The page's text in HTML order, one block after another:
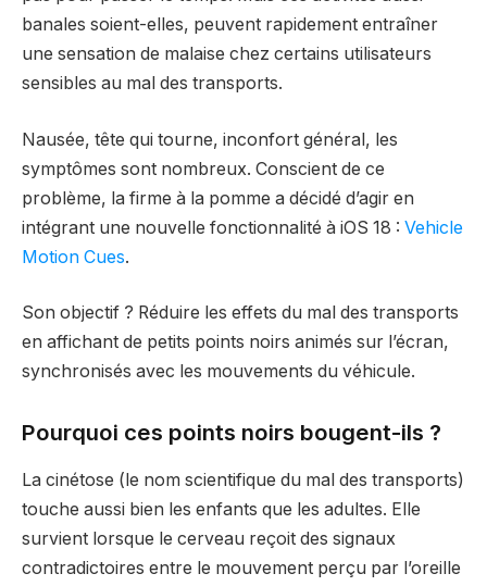
banales soient-elles, peuvent rapidement entraîner
une sensation de malaise chez certains utilisateurs
sensibles au mal des transports.
Nausée, tête qui tourne, inconfort général, les
symptômes sont nombreux. Conscient de ce
problème, la firme à la pomme a décidé d’agir en
intégrant une nouvelle fonctionnalité à iOS 18 : Vehicle
Motion Cues.
Son objectif ? Réduire les effets du mal des transports
en affichant de petits points noirs animés sur l’écran,
synchronisés avec les mouvements du véhicule.
Pourquoi ces points noirs bougent-ils ?
La cinétose (le nom scientifique du mal des transports)
touche aussi bien les enfants que les adultes. Elle
survient lorsque le cerveau reçoit des signaux
contradictoires entre le mouvement perçu par l’oreille